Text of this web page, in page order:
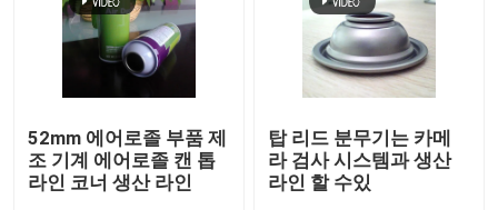
제품
52mm 에어로졸 부품 제
조 기계 에어로졸 캔 톱
라인 코너 생산 라인
탑 리드 분무기는 카메
라 검사 시스템과 생산
라인 할 수있